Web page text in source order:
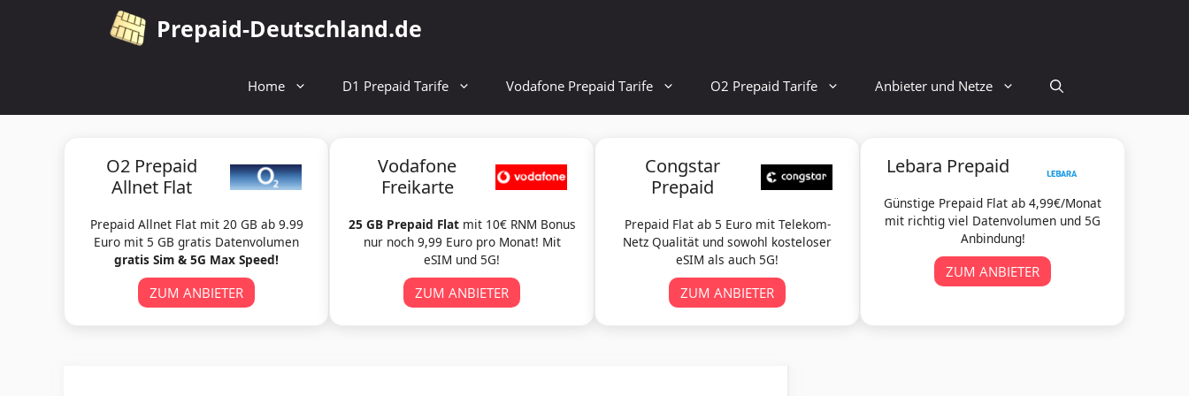
Prepaid-Deutschland.de
Home D1 Prepaid Tarife Vodafone Prepaid Tarife O2 Prepaid Tarife Anbieter und Netze
O2 Prepaid
Allnet Flat
Prepaid Allnet Flat mit 20 GB ab 9.99
Euro mit 5 GB gratis Datenvolumen
gratis Sim & 5G Max Speed!
ZUM ANBIETER
Vodafone
Freikarte
25 GB Prepaid Flatmit 10€ RNM Bonus
nur noch 9,99 Euro pro Monat! Mit
eSIM und 5G!
ZUM ANBIETER
Congstar
Prepaid
Prepaid Flat ab 5 Euro mit Telekom-
Netz Qualität und sowohl kosteloser
eSIM als auch 5G!
ZUM ANBIETER
Lebara Prepaid
Günstige Prepaid Flat ab 4,99€/Monat
mit richtig viel Datenvolumen und 5G
Anbindung!
ZUM ANBIETER